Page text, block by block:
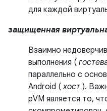
для каждой
защищенная
Взаимно
выполнения (
параллельно с
Android (хост ).
pVM является то,